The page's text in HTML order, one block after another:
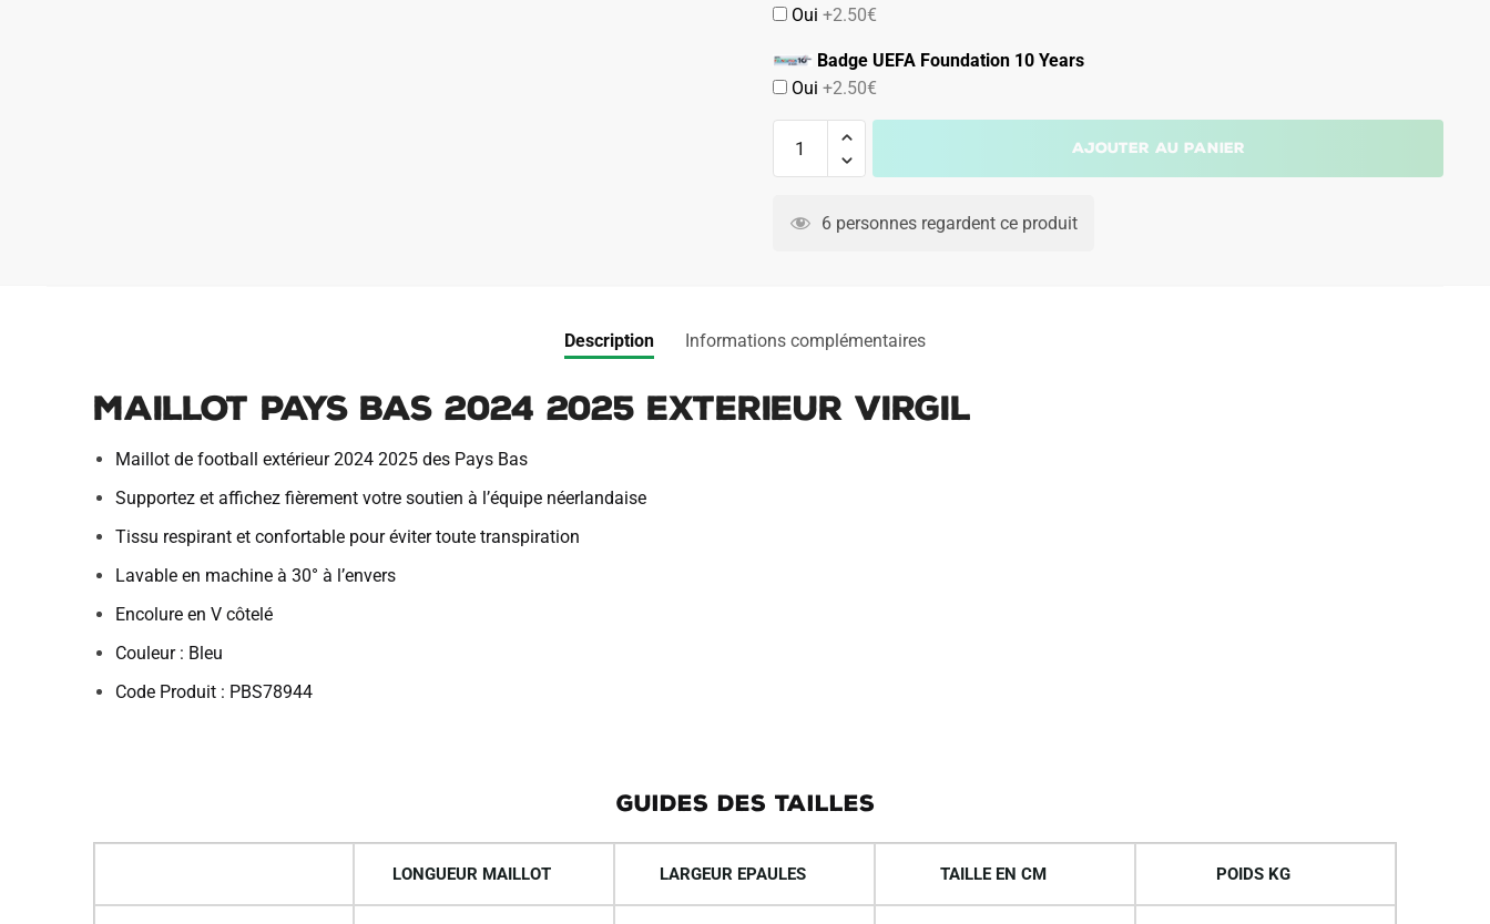
Oui+2.50€
Badge UEFA Foundation 10 Years
Oui+2.50€
Pays
Ajouter au panier
6 personnes regardent ce produit
Description Informations complémentaires
Maillot Pays Bas 2024 2025 Exterieur Virgil
Maillot de football extérieur 2024 2025 des Pays Bas
Supportez et affichez fièrement votre soutien à l’équipe néerlandaise
Tissu respirant et confortable pour éviter toute transpiration
Lavable en machine à 30° à l’envers
Encolure en V côtelé
Couleur : Bleu
Code Produit : PBS78944
GUIDES DES TAILLES
LONGUEUR MAILLOT LARGEUR EPAULES TAILLE EN CM POIDS KG